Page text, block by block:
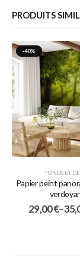
PRODUITS
-40%
FONDS ET
Papier peint
29,00€–